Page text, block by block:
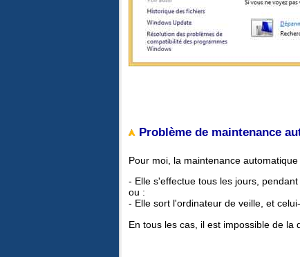
Problème de maintenance
Pour moi, la maintenance automatique
- Elle s'effectue tous les jours,
ou :
- Elle sort l'ordinateur de veille, et
En tous les cas, il est impossible de la